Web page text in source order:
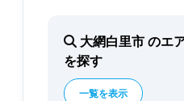
大網白里市 のエ
を探す
一覧を表示